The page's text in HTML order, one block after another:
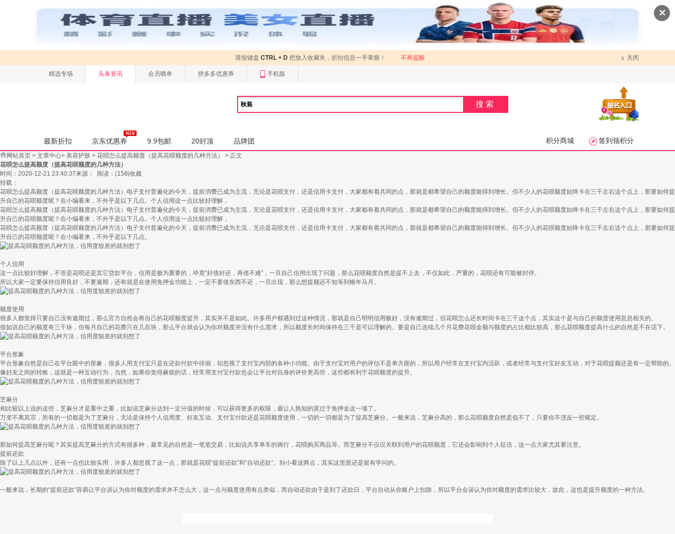
✕
请按键盘 CTRL + D 把放入收藏夹，折扣信息一手掌握！ 不再提醒 x 关闭
精选专场 头条资讯 会员晒单 拼多多优惠券 手机版
搜索
最新折扣 京东优惠券 9.9包邮 20封顶 品牌团 积分商城 签到领积分
网站首页 > 文章中心> 美容护肤 > 花呗怎么提高额度（提高花呗额度的几种方法）
> 正文
花呗怎么提高额度（提高花呗额度的几种方法）
时间：2020-12-21 23:40:37来源： 阅读： (150)收藏
转载：
花呗怎么提高额度（提高花呗额度的几种方法）电子支付普遍化的今天，提前消费已成为主流，无论是花呗支付，还是信用卡支付，大家都有着共同的点，那就是都希望自己的额度能得到增长。但不少人的花呗额度始终卡在三千左右这个点上，那要如何提
升自己的花呗额度呢？在小编看来，不外乎是以下几点。个人信用这一点比较好理解，
花呗怎么提高额度（提高花呗额度的几种方法）电子支付普遍化的今天，提前消费已成为主流，无论是花呗支付，还是信用卡支付，大家都有着共同的点，那就是都希望自己的额度能得到增长。但不少人的花呗额度始终卡在三千左右这个点上，那要如何提
升自己的花呗额度呢？在小编看来，不外乎是以下几点。个人信用这一点比较好理解，
花呗怎么提高额度（提高花呗额度的几种方法）电子支付普遍化的今天，提前消费已成为主流，无论是花呗支付，还是信用卡支付，大家都有着共同的点，那就是都希望自己的额度能得到增长。但不少人的花呗额度始终卡在三千左右这个点上，那要如何提
升自己的花呗额度呢？在小编看来，不外乎是以下几点。
个人信用
这一点比较好理解，不管是花呗还是其它贷款平台，信用是极为重要的，毕竟“好借好还，再借不难”，一旦自己信用出现了问题，那么花呗额度自然是提不上去，不仅如此，严重的，花呗还有可能被封停。
所以大家一定要保持信用良好，不要逾期，还有就是在使用免押金功能上，一定不要借东西不还，一旦出现，那么想提额还不知等到猴年马月。
额度使用
很多人都觉得只要自己没有逾期过，那么官方自然会将自己的花呗额度提升，其实并不是如此。许多用户都遇到过这种情况，那就是自己明明信用极好，没有逾期过，但花呗怎么还长时间卡在三千这个点，其实这个是与自己的额度使用息息相关的。
假如说自己的额度有三千块，但每月自己的花费只在几百块，那么平台就会认为你对额度并没有什么需求，所以额度长时间保持在三千是可以理解的。要是自己连续几个月花费花呗金额与额度的占比都比较高，那么花呗额度提高什么的自然是不在话下。
平台形象
平台形象自然是自己在平台眼中的形象，很多人用支付宝只是在还款付款中徘徊，却忽视了支付宝内部的各种小功能。由于支付宝对用户的评估不是单方面的，所以用户经常在支付宝内活跃，或者经常与支付宝好友互动，对于花呗提额还是有一定帮助的。
像好友之间的转账，这就是一种互动行为，当然，如果你觉得麻烦的话，经常用支付宝付款也会让平台对自身的评价更高些，这些都有利于花呗额度的提升。
芝麻分
相比较以上说的这些，芝麻分才是重中之重，比如说芝麻分达到一定分值的时候，可以获得更多的权限，最让人熟知的莫过于免押金这一项了。
万变不离其宗，所有的一切都是为了芝麻分，无论是保持个人信用度、好友互动、支付宝付款还是花呗额度使用，一切的一切都是为了提高芝麻分。一般来说，芝麻分高的，那么花呗额度自然是低不了，只要你不违反一些规定。
那如何提高芝麻分呢？其实提高芝麻分的方式有很多种，最常见的自然是一笔笔交易，比如说共享单车的骑行，花呗购买商品等。而芝麻分不仅仅关联到用户的花呗额度，它还会影响到个人征信，这一点大家尤其要注意。
提前还款
除了以上几点以外，还有一点也比较实用，许多人都忽视了这一点，那就是花呗“提前还款”和“自动还款”。别小看这两点，其实这里面还是挺有学问的。
一般来说，长期的“提前还款”容易让平台误认为你对额度的需求并不怎么大，这一点与额度使用有点类似，而自动还款由于是到了还款日，平台自动从你账户上扣除，所以平台会误认为你对额度的需求比较大，故此，这也是提升额度的一种方法。